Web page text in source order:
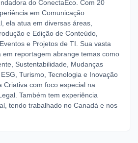
do ConectaEco. Com 20
em Comunicação
ela atua em diversas áreas,
e Edição de Conteúdo,
e Projetos de TI. Sua vasta
em reportagem abrange temas como
Sustentabilidade, Mudanças
Turismo, Tecnologia e Inovação
Criativa com foco especial na
Também tem experiência
tendo trabalhado no Canadá e nos